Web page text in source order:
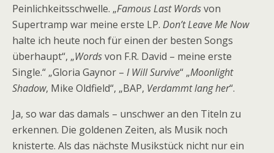
Peinlichkeitsschwelle. „Famous Last Wordsvon
Supertramp war meine erste LP. Don’t Leave Me Now
halte ich heute noch für einen der besten Songs
überhaupt“, „Wordsvon F.R. David – meine erste
Single.“ „Gloria Gaynor – I Will Survive“ „Moonlight
Shadow, Mike Oldfield“, „BAP, Verdammt lang her“.
Ja, so war das damals – unschwer an den Titeln zu
erkennen. Die goldenen Zeiten, als Musik noch
knisterte. Als das nächste Musikstück nicht nur ein